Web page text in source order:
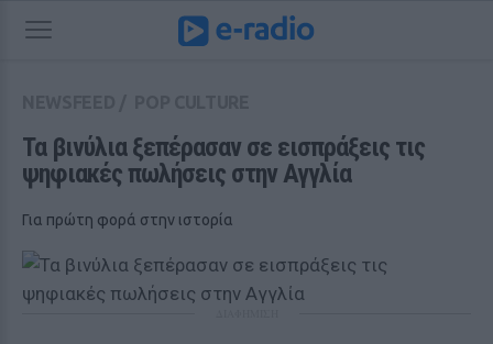
Τα βινύλια ξεπέρασαν σε εισπράξεις τις
ψηφιακές πωλήσεις στην Αγγλία
Για πρώτη φορά στην ιστορία